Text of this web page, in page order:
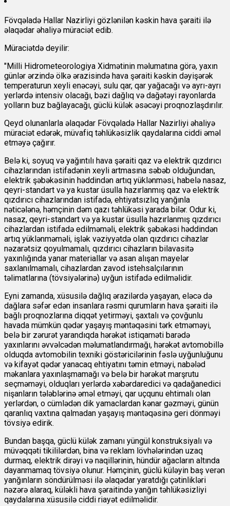
Fövqəladə Hallar Nazirliyi gözlənilən kəskin hava şəraiti ilə
əlaqədar əhaliyə müraciət edib.
Müraciətdə deyilir:
"Milli Hidrometeorologiya Xidmətinin məlumatına görə, yaxın
günlər ərzində ölkə ərazisində hava şəraiti kəskin dəyişərək
temperaturun xeyli enəcəyi, sulu qar, qar yağacağı və ayrı-ayrı
yerlərdə intensiv olacağı, bəzi dağlıq və dağətəyi rayonlarda
yolların buz bağlayacağı, güclü külək əsəcəyi proqnozlaşdırılır.
Qeyd olunanlarla əlaqədar Fövqəladə Hallar Nazirliyi əhaliyə
müraciət edərək, müvafiq təhlükəsizlik qaydalarına ciddi əməl
etməyə çağırır.
Belə ki, soyuq və yağıntılı hava şəraiti qaz və elektrik qızdırıcı
cihazlarından istifadənin xeyli artmasına səbəb olduğundan,
elektrik şəbəkəsinin həddindən artıq yüklənməsi, habelə nasaz,
qeyri-standart və ya kustar üsulla hazırlanmış qaz və elektrik
qızdırıcı cihazlarından istifadə, ehtiyatsızlıq yanğınla
nəticələnə, həmçinin dəm qazı təhlükəsi yarada bilər. Odur ki,
nasaz, qeyri-standart və ya kustar üsulla hazırlanmış qızdırıcı
cihazlardan istifadə edilməməli, elektrik şəbəkəsi həddindən
artıq yüklənməməli, işlək vəziyyətdə olan qızdırıcı cihazlar
nəzarətsiz qoyulmamalı, qızdırıcı cihazların bilavasitə
yaxınlığında yanar materiallar və asan alışan mayelər
saxlanılmamalı, cihazlardan zavod istehsalçılarının
təlimatlarına (tövsiyələrinə) uyğun istifadə edilməlidir.
Eyni zamanda, xüsusilə dağlıq ərazilərdə yaşayan, eləcə də
dağlara səfər edən insanlara rəsmi qurumların hava şəraiti ilə
bağlı proqnozlarına diqqət yetirməyi, şaxtalı və çovğunlu
havada mümkün qədər yaşayış məntəqəsini tərk etməməyi,
belə bir zərurət yarandıqda hərəkət istiqaməti barədə
yaxınlarını əvvəlcədən məlumatlandırmağı, hərəkət avtomobillə
olduqda avtomobilin texniki göstəricilərinin fəslə uyğunluğunu
və kifayət qədər yanacaq ehtiyatını təmin etməyi, nabələd
məkanlara yaxınlaşmamağı və belə bir hərəkət marşrutu
seçməməyi, olduqları yerlərdə xəbərdaredici və qadağanedici
nişanların tələblərinə əməl etməyi, qar uçqunu ehtimalı olan
yerlərdən, o cümlədən dik yamaclardan kənar gəzməyi, günün
qaranlıq vaxtına qalmadan yaşayış məntəqəsinə geri dönməyi
tövsiyə edirik.
Bundan başqa, güclü külək zamanı yüngül konstruksiyalı və
müvəqqəti tikililərdən, bina və reklam lövhələrindən uzaq
durmaq, elektrik dirəyi və naqillərinin, hündür ağacların altında
dayanmamaq tövsiyə olunur. Həmçinin, güclü küləyin baş verən
yanğınların söndürülməsi ilə əlaqədar yaratdığı çətinlikləri
nəzərə alaraq, küləkli hava şəraitində yanğın təhlükəsizliyi
qaydalarına xüsusilə ciddi riayət edilməlidir.